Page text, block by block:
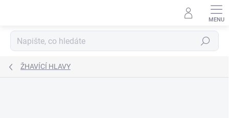
Hledat
ŽHAVÍCÍ HLAVY